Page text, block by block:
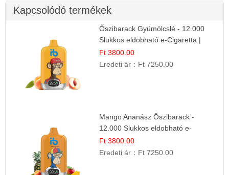
Kapcsolódó termékek
Őszibarack Gyümölcslé - 12.000
Slukkos eldobható e-Cigaretta |
Friss Gyümölcs Íz
Ft 3800.00
Eredeti ár： Ft 7250.00
Mango Ananász Őszibarack -
12.000 Slukkos eldobható e-
Cigaretta
Ft 3800.00
Eredeti ár： Ft 7250.00